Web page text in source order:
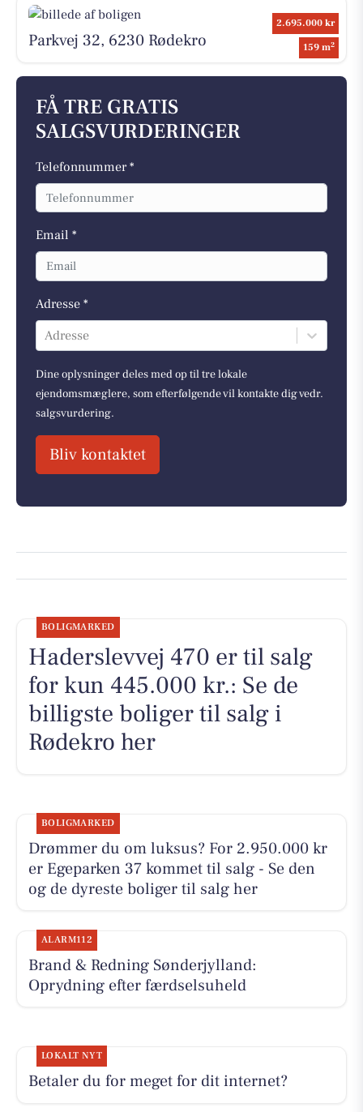
2.695.000 kr
159 m2
Parkvej 32, 6230 Rødekro
FÅ TRE GRATIS
SALGSVURDERINGER
Telefonnummer *
Email *
Adresse *
Adresse
Dine oplysninger deles med op til tre lokale
ejendomsmæglere, som efterfølgende vil kontakte dig vedr.
salgsvurdering.
Bliv kontaktet
BOLIGMARKED
Haderslevvej 470 er til salg
for kun 445.000 kr.: Se de
billigste boliger til salg i
Rødekro her
BOLIGMARKED
Drømmer du om luksus? For 2.950.000 kr
er Egeparken 37 kommet til salg - Se den
og de dyreste boliger til salg her
ALARM112
Brand & Redning Sønderjylland:
Oprydning efter færdselsuheld
LOKALT NYT
Betaler du for meget for dit internet?